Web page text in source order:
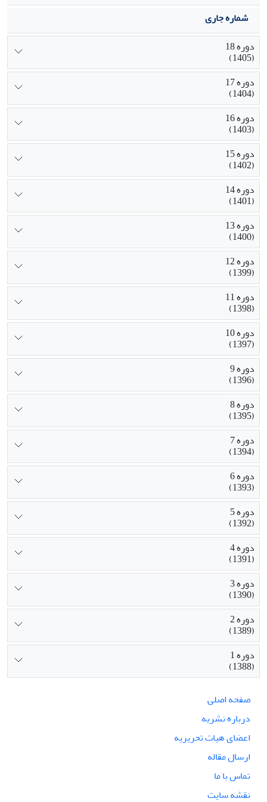
شماره جاری
دوره 18
(1405)
دوره 17
(1404)
دوره 16
(1403)
دوره 15
(1402)
دوره 14
(1401)
دوره 13
(1400)
دوره 12
(1399)
دوره 11
(1398)
دوره 10
(1397)
دوره 9
(1396)
دوره 8
(1395)
دوره 7
(1394)
دوره 6
(1393)
دوره 5
(1392)
دوره 4
(1391)
دوره 3
(1390)
دوره 2
(1389)
دوره 1
(1388)
صفحه اصلی
درباره نشریه
اعضای هیات تحریریه
ارسال مقاله
تماس با ما
نقشه سایت